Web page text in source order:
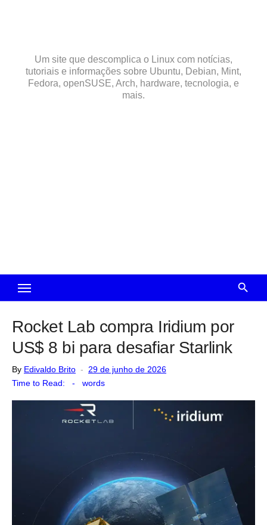
Um site que descomplica o Linux com notícias,
tutoriais e informações sobre Ubuntu, Debian, Mint,
Fedora, openSUSE, Arch, hardware, tecnologia, e
mais.
Rocket Lab compra Iridium por
US$ 8 bi para desafiar Starlink
By Edivaldo Brito
Posted
29 de junho de 2026
Time to Read:
- words